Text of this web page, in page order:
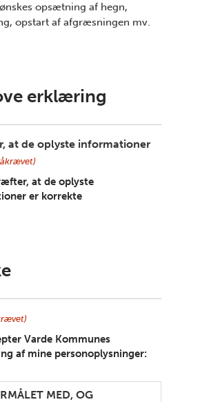
opsætning af hegn,
opstart af afgræsningen mv.
erklæring
at de oplyste informationer
at de oplyste
er korrekte
Varde Kommunes
af mine personoplysninger:
MED, OG